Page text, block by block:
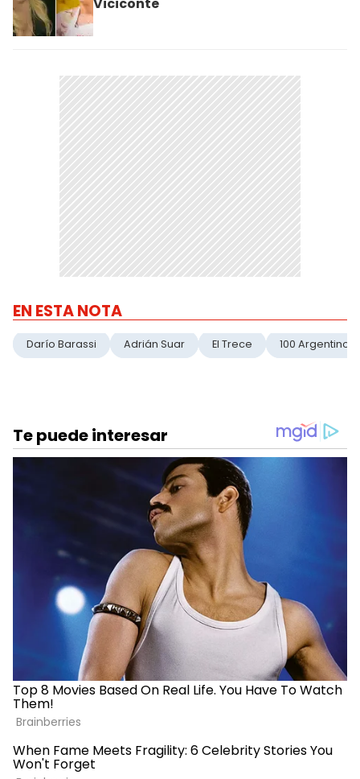
Viciconte
EN ESTA NOTA
Darío Barassi Adrián Suar El Trece 100 Argentinos